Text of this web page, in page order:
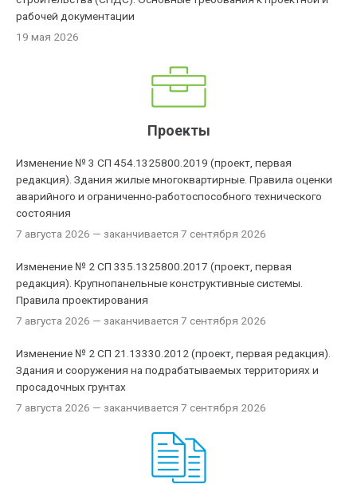
рабочей документации
19 мая 2026
Проекты
Изменение № 3 СП 454.1325800.2019 (проект, первая
редакция). Здания жилые многоквартирные. Правила оценки
аварийного и ограниченно-работоспособного технического
состояния
7 августа 2026 — заканчивается 7 сентября 2026
Изменение № 2 СП 335.1325800.2017 (проект, первая
редакция). Крупнопанельные конструктивные системы.
Правила проектирования
7 августа 2026 — заканчивается 7 сентября 2026
Изменение № 2 СП 21.13330.2012 (проект, первая редакция).
Здания и сооружения на подрабатываемых территориях и
просадочных грунтах
7 августа 2026 — заканчивается 7 сентября 2026